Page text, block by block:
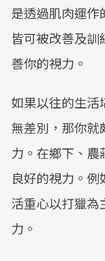
是透過肌肉運作
皆可被改善及
善你的視力。
如果以往的生活
無差別，那你
力。在鄉下、
良好的視力。
活重心以打獵
力。